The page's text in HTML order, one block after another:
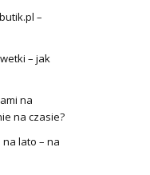
–
– jak
na
na czasie?
lato – na